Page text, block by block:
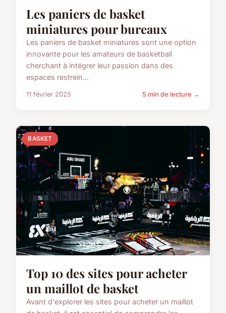
Les paniers de basket
miniatures pour bureaux
Les paniers de basket miniatures sont une option
innovante pour les amateurs de basketball
cherchant à intégrer leur passion dans des
espaces restrein...
11 février 2025 5 min de lecture →
BASKET
Top 10 des sites pour acheter
un maillot de basket
Avant d'explorer les sites pour acheter un maillot